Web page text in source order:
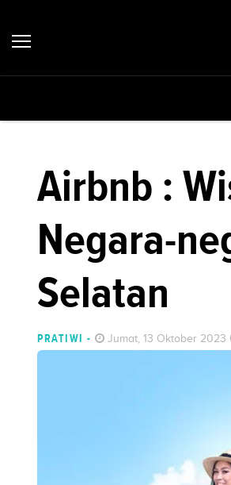
Airbnb :
Negara-
Selatan
PRATIWI - Jumat, 13 Oktober 2023